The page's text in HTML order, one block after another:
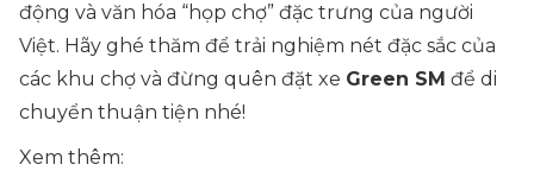
động và văn hóa “họp chợ” đặc trưng của người
Việt. Hãy ghé thăm để trải nghiệm nét đặc sắc của
các khu chợ và đừng quên đặt xe Green SM để di
chuyển thuận tiện nhé!
Xem thêm: